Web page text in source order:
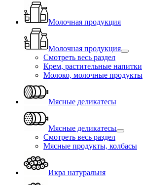
Молочная продукция
Молочная продукция
Смотреть весь раздел
Крем, растительные напитки
Молоко, молочные продукты
Мясные деликатесы
Мясные деликатесы
Смотреть весь раздел
Мясные продукты, колбасы
Икра натуральня